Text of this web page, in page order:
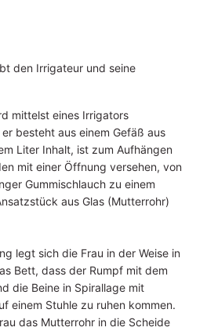
den Irrigateur und seine
mittelst eines Irrigators
besteht aus einem Gefäß aus
Liter Inhalt, ist zum Aufhängen
mit einer Öffnung versehen, von
Gummischlauch zu einem
aus Glas (Mutterrohr)
legt sich die Frau in der Weise in
Bett, dass der Rumpf mit dem
die Beine in Spirallage mit
einem Stuhle zu ruhen kommen.
das Mutterrohr in die Scheide